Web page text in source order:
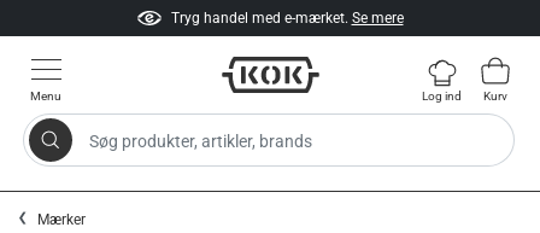
Tryg handel med e-mærket. Se mere
Menu
Søg produkter, artikler, brands
Log ind Kurv
Mærker